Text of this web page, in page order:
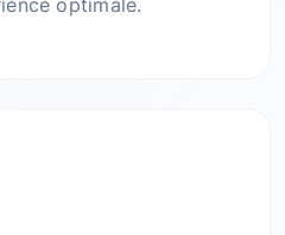
optimale.